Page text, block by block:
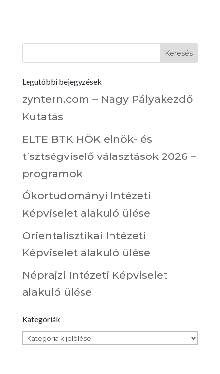
Legutóbbi bejegyzések
zyntern.com – Nagy Pályakezdő
Kutatás
ELTE BTK HÖK elnök- és
tisztségviselő választások 2026 –
programok
Ókortudományi Intézeti
Képviselet alakuló ülése
Orientalisztikai Intézeti
Képviselet alakuló ülése
Néprajzi Intézeti Képviselet
alakuló ülése
Kategóriák
Kategóriák